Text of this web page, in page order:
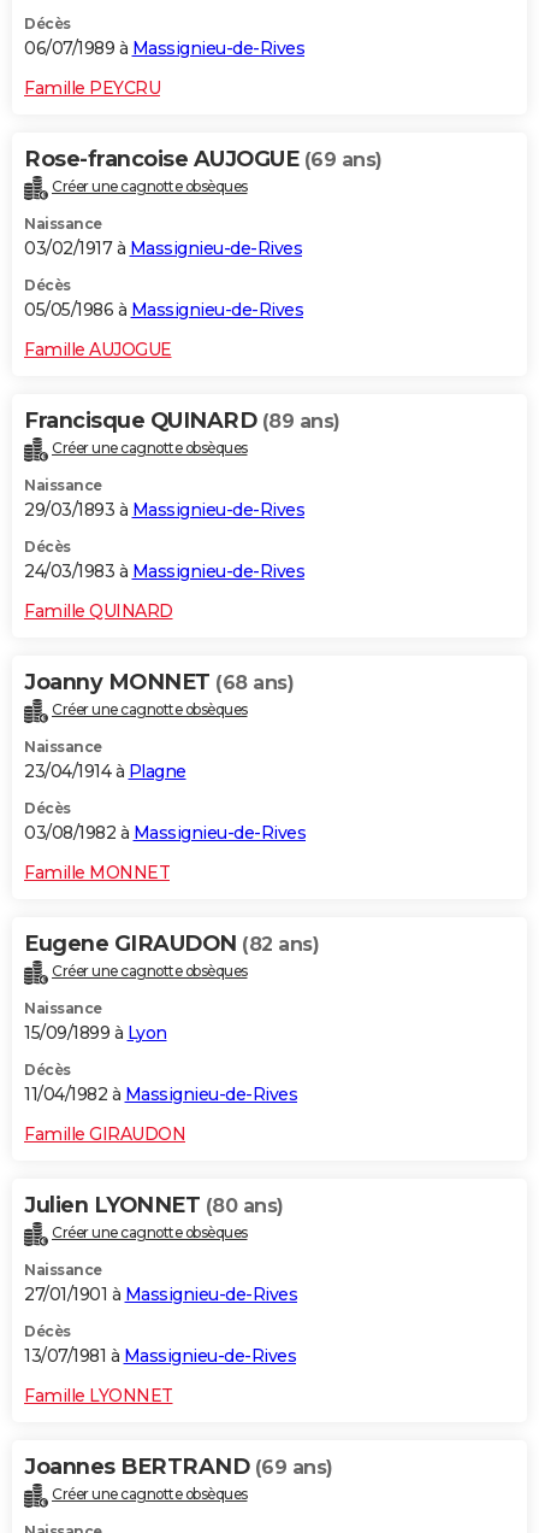
Décès
06/07/1989 à Massignieu-de-Rives
Famille PEYCRU
Rose-francoise AUJOGUE (69 ans)
Créer une cagnotte obsèques
Naissance
03/02/1917 à Massignieu-de-Rives
Décès
05/05/1986 à Massignieu-de-Rives
Famille AUJOGUE
Francisque QUINARD (89 ans)
Créer une cagnotte obsèques
Naissance
29/03/1893 à Massignieu-de-Rives
Décès
24/03/1983 à Massignieu-de-Rives
Famille QUINARD
Joanny MONNET (68 ans)
Créer une cagnotte obsèques
Naissance
23/04/1914 à Plagne
Décès
03/08/1982 à Massignieu-de-Rives
Famille MONNET
Eugene GIRAUDON (82 ans)
Créer une cagnotte obsèques
Naissance
15/09/1899 à Lyon
Décès
11/04/1982 à Massignieu-de-Rives
Famille GIRAUDON
Julien LYONNET (80 ans)
Créer une cagnotte obsèques
Naissance
27/01/1901 à Massignieu-de-Rives
Décès
13/07/1981 à Massignieu-de-Rives
Famille LYONNET
Joannes BERTRAND (69 ans)
Créer une cagnotte obsèques